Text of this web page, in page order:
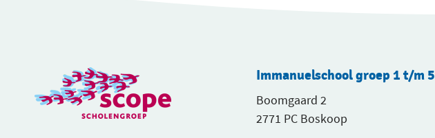
Immanuelschool groep 1 t/m 5
Boomgaard 2
2771 PC Boskoop